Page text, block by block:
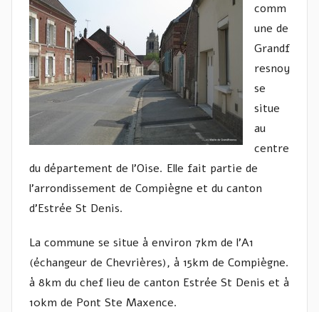
comm
une de
Grandf
resnoy
se
situe
au
centre
du département de l’Oise. Elle fait partie de
l’arrondissement de Compiègne et du canton
d’Estrée St Denis.
La commune se situe à environ 7km de l’A1
(échangeur de Chevrières), à 15km de Compiègne.
à 8km du chef lieu de canton Estrée St Denis et à
10km de Pont Ste Maxence.